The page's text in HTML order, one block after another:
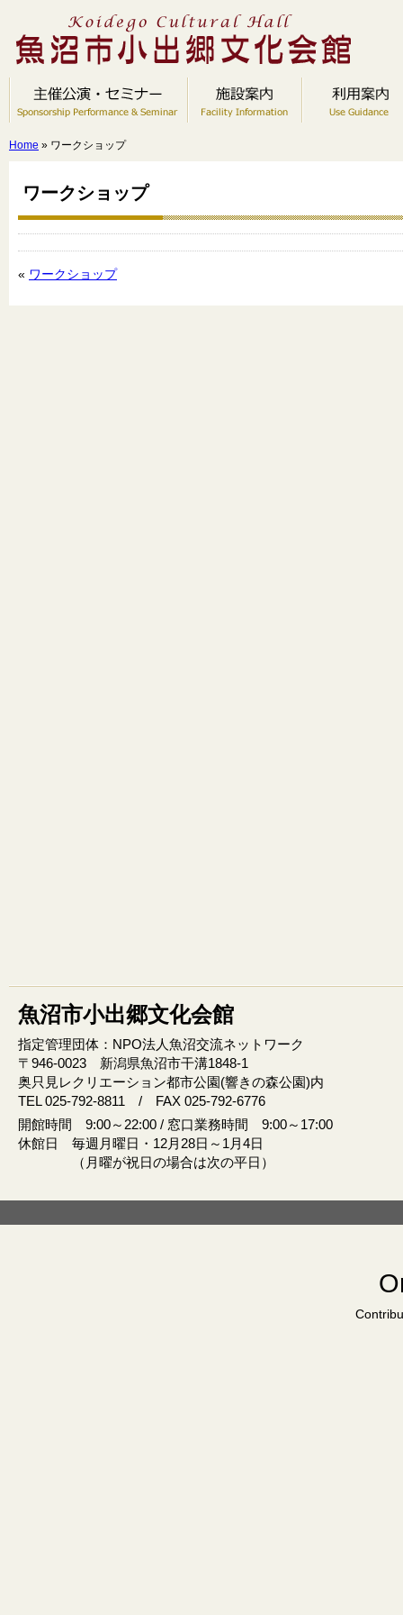
Home » ワークショップ
ワークショップ
« ワークショップ
魚沼市小出郷文化会館
指定管理団体：NPO法人魚沼交流ネットワーク
〒946‐0023 新潟県魚沼市干溝1848‐1
奥只見レクリエーション都市公園(響きの森公園)内
TEL 025-792-8811 / FAX 025-792-6776
開館時間 9:00～22:00 / 窓口業務時間 9:00～17:00
休館日 毎週月曜日・12月28日～1月4日
（月曜が祝日の場合は次の平日）